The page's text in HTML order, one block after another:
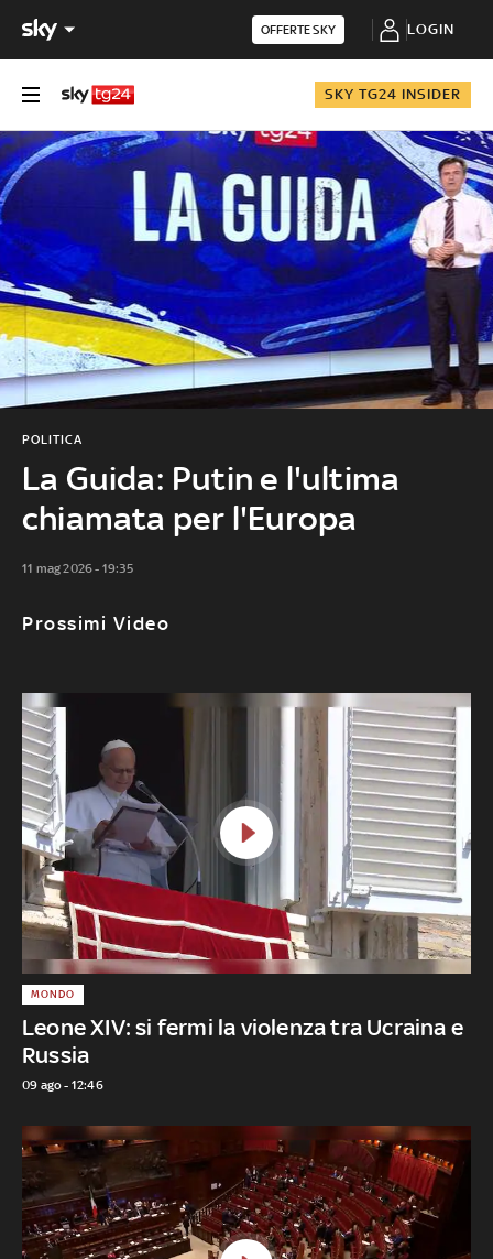
OFFERTE SKY LOGIN
SKY TG24 INSIDER
La Guida: Putin e l'ultima
chiamata per l'Europa
POLITICA
11 mag 2026 - 19:35
Prossimi Video
Leone XIV: si fermi la violenza tra Ucraina e
Russia
MONDO
09 ago - 12:46